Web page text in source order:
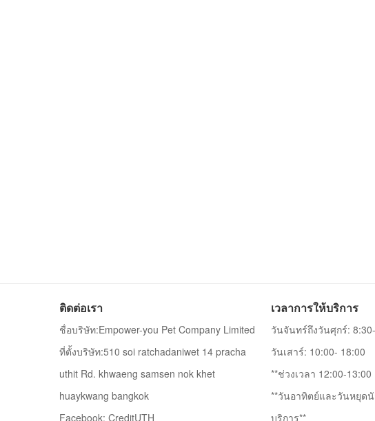
ติดต่อเรา
ชื่อบริษัท:Empower-you Pet Company Limited
ที่ตั้งบริษัท:510 soi ratchadaniwet 14 pracha
uthit Rd. khwaeng samsen nok khet
huaykwang bangkok
Facebook: CreditUTH
เวลาการให้บริการ
วันจันทร์ถึงวันศุกร์:
วันเสาร์: 10:00- 18:00
**ช่วงเวลา 12:00-13:00
**วันอาทิตย์และวันหยุด
บริการ**